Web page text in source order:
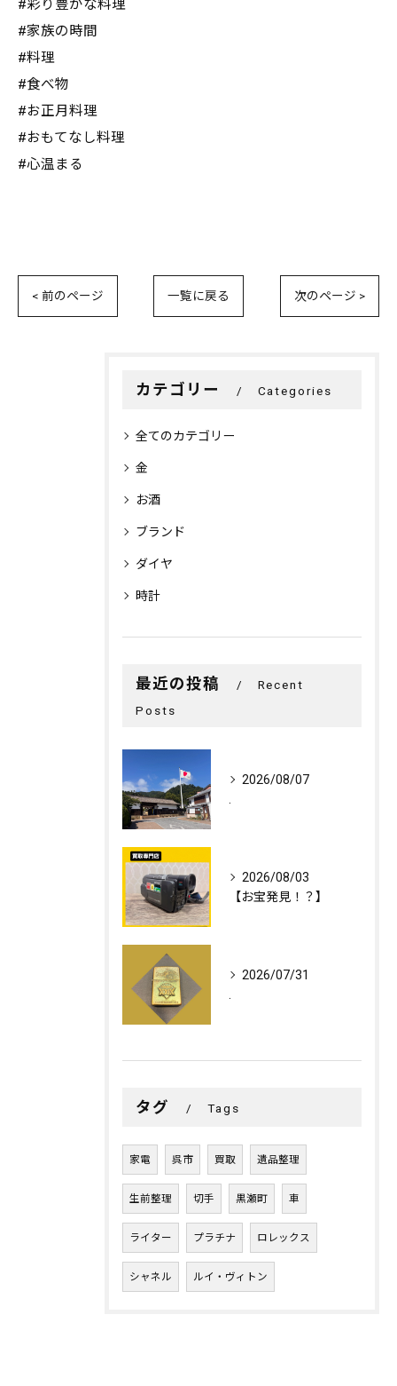
#彩り豊かな料理
#家族の時間
#料理
#食べ物
#お正月料理
#おもてなし料理
#心温まる
< 前のページ 一覧に戻る 次のページ >
カテゴリー Categories
全てのカテゴリー
金
お酒
ブランド
ダイヤ
時計
最近の投稿
Recent
Posts
2026/08/07
2026/08/03
【お宝発見！？】
2026/07/31
タグ Tags
家電 呉市 買取 遺品整理
生前整理 切手 黒瀬町 車
ライター プラチナ ロレックス
シャネル ルイ・ヴィトン